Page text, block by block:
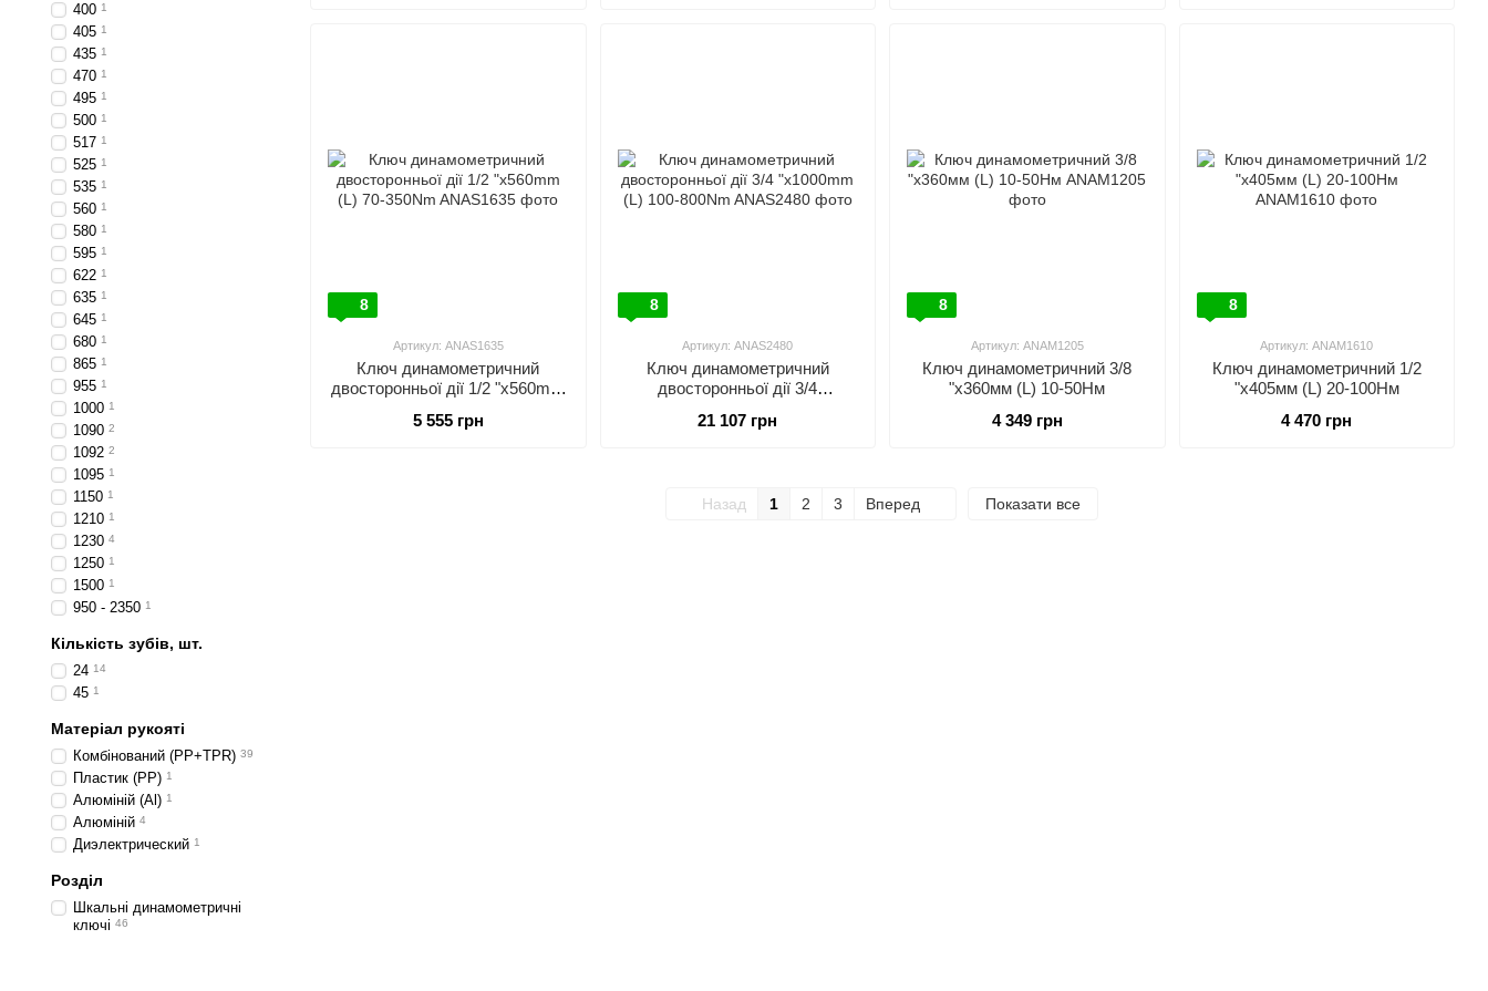
8
Артикул: ANAS1635
Ключ динамометричний
двосторонньої дії 1/2 "x560mm
5 555 грн
8
Артикул: ANAS2480
Ключ динамометричний
двосторонньої дії 3/4
21 107 грн
8
Артикул: ANAM1205
Ключ динамометричний 3/8
"x360мм (L) 10-50Нм
4 349 грн
8
Артикул: ANAM1610
Ключ динамометричний 1/2
"x405мм (L) 20-100Нм
4 470 грн
Назад 1 2 3 Вперед Показати все
400 1
405 1
435 1
470 1
495 1
500 1
517 1
525 1
535 1
560 1
580 1
595 1
622 1
635 1
645 1
680 1
865 1
955 1
1000 1
1090 2
1092 2
1095 1
1150 1
1210 1
1230 4
1250 1
1500 1
950 - 2350 1
Кількість зубів, шт.
24 14
45 1
Матеріал рукояті
Комбінований (PP+TPR) 39
Пластик (PP) 1
Алюміній (Al) 1
Алюміній 4
Диэлектрический 1
Розділ
Шкальні динамометричні
ключі 46